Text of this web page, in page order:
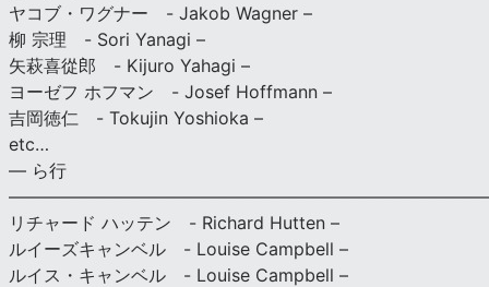
ヤコブ・ワグナー - Jakob Wagner –
柳 宗理 - Sori Yanagi –
矢萩喜從郎 - Kijuro Yahagi –
ヨーゼフ ホフマン - Josef Hoffmann –
吉岡徳仁 - Tokujin Yoshioka –
etc…
— ら行
リチャード ハッテン - Richard Hutten –
ルイーズキャンベル - Louise Campbell –
ルイス・キャンベル - Louise Campbell –